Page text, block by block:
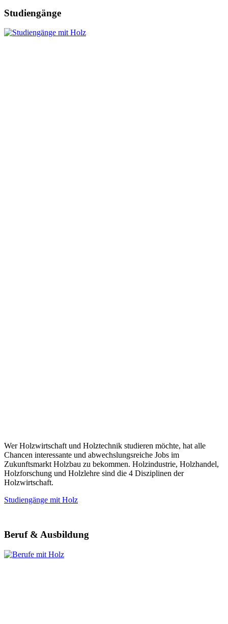
Studiengänge
Wer Holzwirtschaft und Holztechnik studieren möchte, hat alle
Chancen interessante und abwechslungsreiche Jobs im
Zukunftsmarkt Holzbau zu bekommen. Holzindustrie, Holzhandel,
Holzforschung und Holzlehre sind die 4 Disziplinen der
Holzwirtschaft.
Studiengänge mit Holz
Beruf & Ausbildung